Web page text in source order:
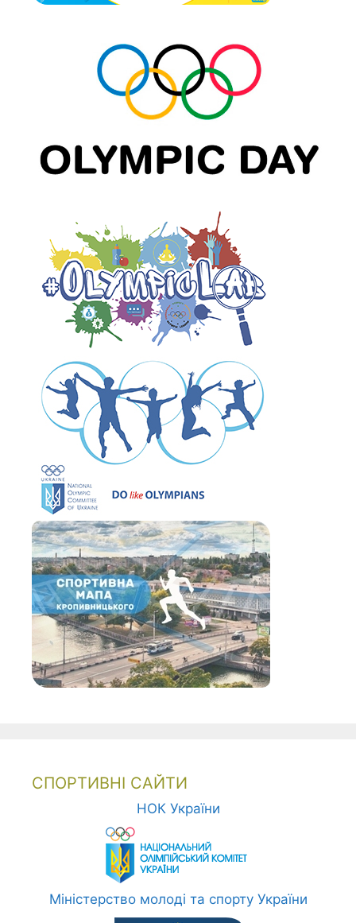
СПОРТИВНІ САЙТИ
НОК України
Міністерство молоді та спорту України